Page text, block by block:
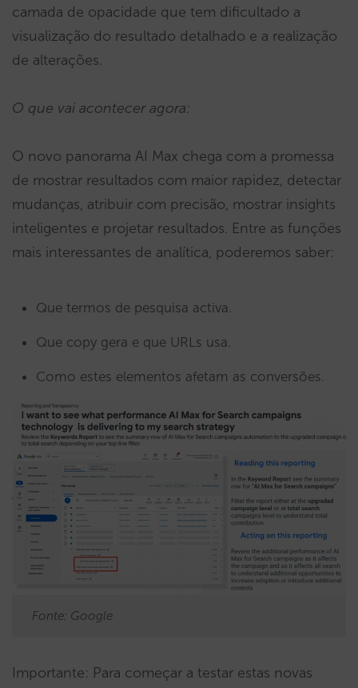
camada de opacidade que tem dificultado a
visualização do resultado detalhado e a realização
de alterações.
O que vai acontecer agora:
O novo panorama AI Max chega com a promessa
de mostrar resultados com maior rapidez, detectar
mudanças, atribuir com precisão, mostrar insights
inteligentes e projetar resultados. Entre as funções
mais interessantes de analítica, poderemos saber:
Que termos de pesquisa activa.
Que copy gera e que URLs usa.
Como estes elementos afetam as conversões.
Fonte: Google
Importante: Para começar a testar estas novas